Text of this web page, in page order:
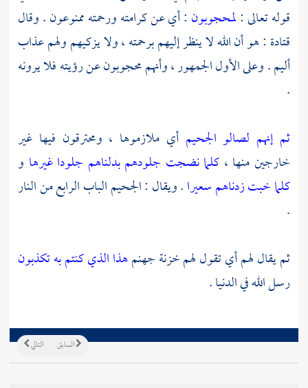
قوله تعالى :لمحجوبون : أي عن كرامته ورحمته ممنوعون . وقال
قتادة : هو أن الله لا ينظر إليهم برحمته ، ولا يزكيهم ولهم عذاب
أليم . وعلى الأول الجمهور ، وأنهم محجوبون عن رؤيته فلا يرونه
.
ثم إنهم لصالو الجحيمأي ملازموها ، ومحترقون فيها غير
خارجين منها ، كلما نضجت جلودهم بدلناهم جلودا غيرها و
كلما خبت زدناهم سعيرا. ويقال : الجحيم الباب الرابع من النار
.
ثم يقال لهم أي تقول لهم خزنة جهنمهذا الذي كنتم به تكذبون
رسل الله في الدنيا .
التالي السابق